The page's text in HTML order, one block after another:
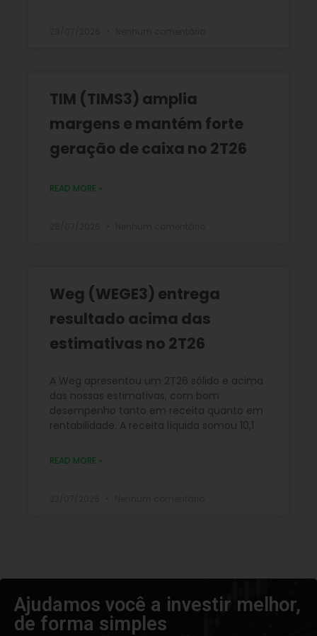
TIM (TIMS3) amplia
margens e mantém forte
geração de caixa no 2T26
READ MORE »
Weg (WEGE3) entrega
resultado acima das
estimativas no 2T26
A Weg apresentou um 2T26 sólido e acima
das nossas estimativas, com bom
desempenho tanto em receita quanto em
rentabilidade. A receita líquida somou 10,1
READ MORE »
Ajudamos você a investir melhor,
de forma simples​